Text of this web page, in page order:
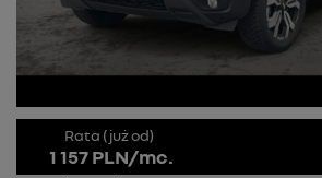
Rata (już od)
1 157 PLN/mc.